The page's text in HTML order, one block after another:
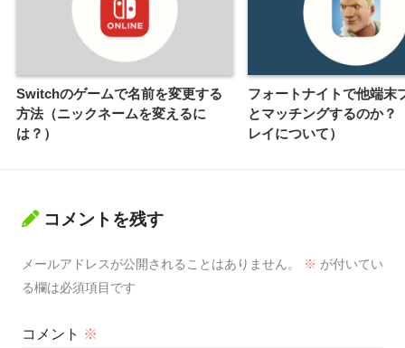
Switchのゲームで名前を変更する
方法（ニックネームを変えるに
は？）
フォートナイトで他端末
とマッチングするのか？
レイについて）
コメントを残す
メールアドレスが公開されることはありません。 ※ が付いてい
る欄は必須項目です
コメント ※